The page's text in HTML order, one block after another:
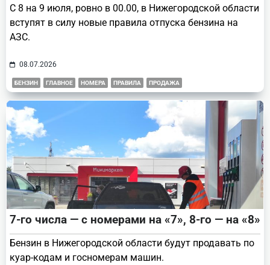
С 8 на 9 июля, ровно в 00.00, в Нижегородской области
вступят в силу новые правила отпуска бензина на
АЗС.
08.07.2026
БЕНЗИН ГЛАВНОЕ НОМЕРА ПРАВИЛА ПРОДАЖА
7-го числа — с номерами на «7», 8-го — на «8»
Бензин в Нижегородской области будут продавать по
куар-кодам и госномерам машин.